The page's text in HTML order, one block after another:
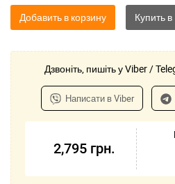
Добавить в корзину
Дзвоніть, пишіть у Viber /
Написати в Viber
2,795 грн.